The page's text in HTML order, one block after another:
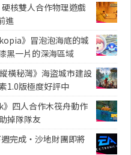
核雙人合作物理遊戲
進
》冒泡泡海底的城
黑一片的深海區域
橫秘灣》海盜城市建設
1.0版極度好評中
》四人合作木筏舟動作
掉隊隊友
完成・沙地財團即將